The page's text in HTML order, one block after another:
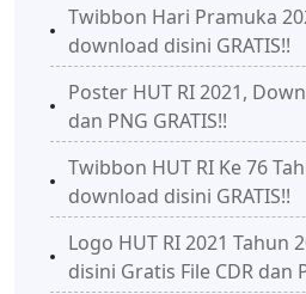
Twibbon Hari Pramuka
download disini GRATIS!!
Poster HUT RI 2021,
dan PNG GRATIS!!
Twibbon HUT RI Ke 76
download disini GRATIS!!
Logo HUT RI 2021 Tahun
disini Gratis File CDR dan